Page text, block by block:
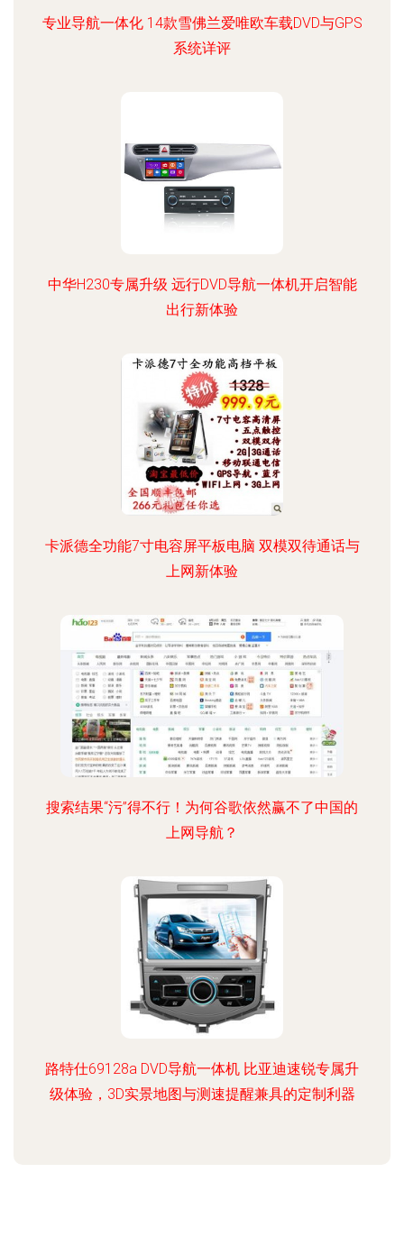
专业导航一体化 14款雪佛兰爱唯欧车载DVD与GPS
系统详评
中华H230专属升级 远行DVD导航一体机开启智能
出行新体验
卡派德全功能7寸电容屏平板电脑 双模双待通话与
上网新体验
搜索结果“污”得不行！为何谷歌依然赢不了中国的
上网导航？
路特仕69128a DVD导航一体机 比亚迪速锐专属升
级体验，3D实景地图与测速提醒兼具的定制利器